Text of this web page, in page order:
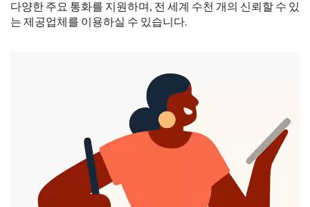
다양한 주요 통화를 지원하며, 전 세계 수천 개의 신뢰할 수 있
는 제공업체를 이용하실 수 있습니다.